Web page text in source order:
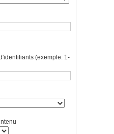
(exemple: 1-